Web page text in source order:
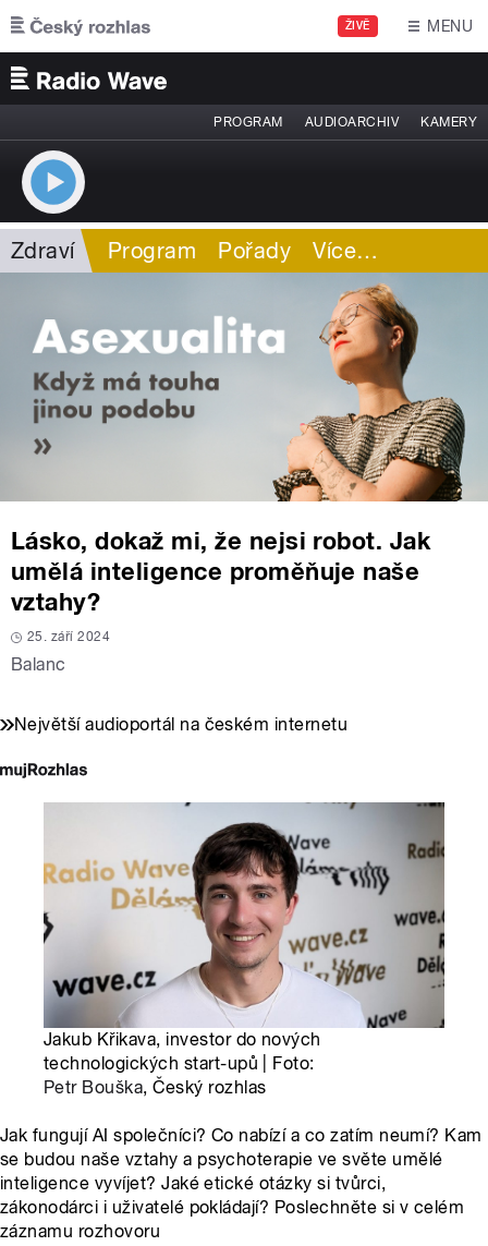
Přejít k hlavnímu obsahu
ŽIVĚ MENU
PROGRAM AUDIOARCHIV KAMERY
Zdraví Program Pořady Více…
Lásko, dokaž mi, že nejsi robot. Jak
umělá inteligence proměňuje naše
vztahy?
25. září 2024
Balanc
Největší audioportál na českém internetu
Jakub Křikava, investor do nových
technologických start-upů | Foto:
Petr Bouška, Český rozhlas
Jak fungují AI společníci? Co nabízí a co zatím neumí? Kam
se budou naše vztahy a psychoterapie ve světe umělé
inteligence vyvíjet? Jaké etické otázky si tvůrci,
zákonodárci i uživatelé pokládají? Poslechněte si v celém
záznamu rozhovoru